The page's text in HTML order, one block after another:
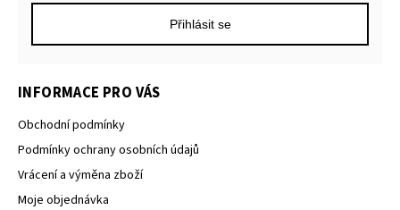
Přihlásit se
INFORMACE PRO VÁS
Obchodní podmínky
Podmínky ochrany osobních údajů
Vrácení a výměna zboží
Moje objednávka